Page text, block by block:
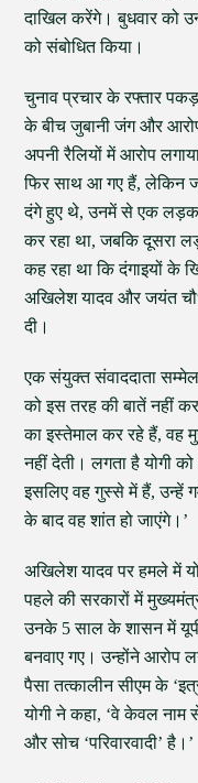
दाखिल करेंगे। बुधवार को
को संबोधित किया।
चुनाव प्रचार के रफ्तार
के बीच जुबानी जंग और
अपनी रैलियों में आरोप
फिर साथ आ गए हैं, लेकिन
दंगे हुए थे, उनमें से एक
कर रहा था, जबकि दूसरा
कह रहा था कि दंगाइयों के
अखिलेश यादव और जयंत
दी।
एक संयुक्त संवाददाता
को इस तरह की बातें नहीं
का इस्तेमाल कर रहे हैं, वह
नहीं देती। लगता है योगी
इसलिए वह गुस्से में हैं, उन्हें
के बाद वह शांत हो जाएंगे।’
अखिलेश यादव पर हमले में
पहले की सरकारों में
उनके 5 साल के शासन में यूपी
बनवाए गए। उन्होंने आरोप
पैसा तत्कालीन सीएम के
योगी ने कहा, ‘वे केवल नाम
और सोच ‘परिवारवादी’ है।’